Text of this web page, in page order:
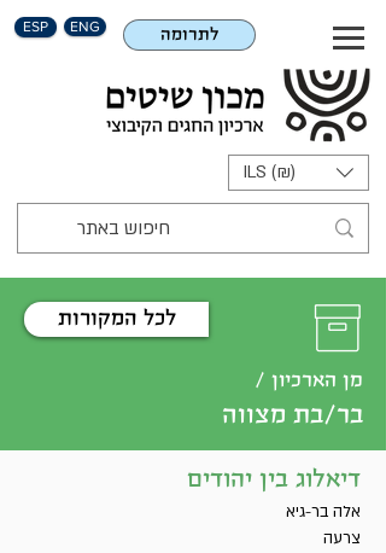
ESP ENG לתרומה
ILS (₪)
דיאלוג בין יהודים
אלה בר-גיא
צרעה
לכל המקורות
מן הארכיון /
בר/בת מצווה